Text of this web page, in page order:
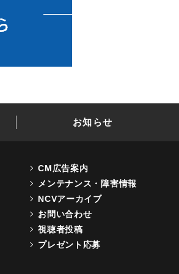
お知らせ
CM広告案内
メンテナンス・障害情報
NCVアーカイブ
お問い合わせ
視聴者投稿
プレゼント応募